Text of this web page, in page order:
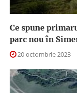
Ce spune
parc nou în
20 octombrie 2023